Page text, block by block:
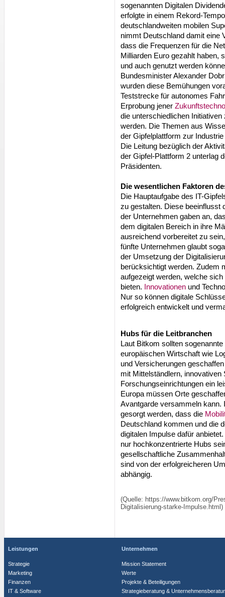
sogenannten Digitalen
erfolgte in einem Rekord-
deutschlandweiten mobilen
nimmt Deutschland damit eine
dass die Frequenzen für die
Milliarden Euro gezahlt haben,
und auch genutzt werden
Bundesminister Alexander
wurden diese Bemühungen
Teststrecke für autonomes
Erprobung jener
die unterschiedlichen
werden. Die Themen aus
der Gipfelplattform zur
Die Leitung bezüglich der
der Gipfel-Plattform 2 unterlag
Präsidenten.
Die wesentlichen Faktoren
Die Hauptaufgabe des IT-
zu gestalten. Diese beeinflusst
der Unternehmen gaben an,
dem digitalen Bereich in ihre
ausreichend vorbereitet zu
fünfte Unternehmen glaubt
der Umsetzung der
berücksichtigt werden. Zudem
aufgezeigt werden, welche
bieten. Innovationen und
Nur so können digitale
erfolgreich entwickelt und
Hubs für die Leitbranchen
Laut Bitkom sollten
europäischen Wirtschaft wie
und Versicherungen
mit Mittelständlern,
Forschungseinrichtungen ein
Europa müssen Orte
Avantgarde versammeln
gesorgt werden, dass die
Deutschland kommen und die
digitalen Impulse dafür
nur hochkonzentrierte Hubs
gesellschaftliche
sind von der erfolgreicheren
abhängig.
(Quelle: https://www.bitkom.org/
Digitalisierung-starke-Impulse.html)
Leistungen
Strategie
Marketing
Finanzen
IT & Software
Unternehmen
Mission Statement
Werte
Projekte & Beteiligungen
Strategieberatung &